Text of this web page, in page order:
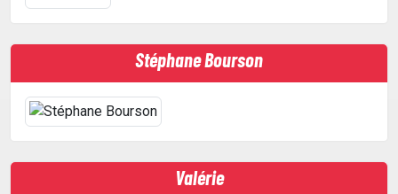
Stéphane Bourson
Valérie